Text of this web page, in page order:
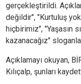
gerçekleştirildi.
değildir", "Kurtuluş
hiçbirimiz", "Yaşasın
kazanacağız"
Açıklamayı okuyan,
Kılıçalp, şunları